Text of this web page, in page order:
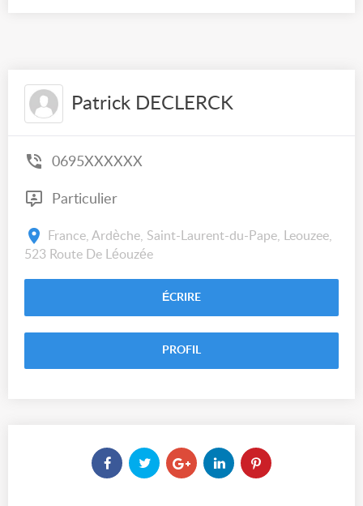
Patrick DECLERCK
0695XXXXXX
Particulier
France, Ardèche, Saint-Laurent-du-Pape, Leouzee,
523 Route De Léouzée
ÉCRIRE
PROFIL